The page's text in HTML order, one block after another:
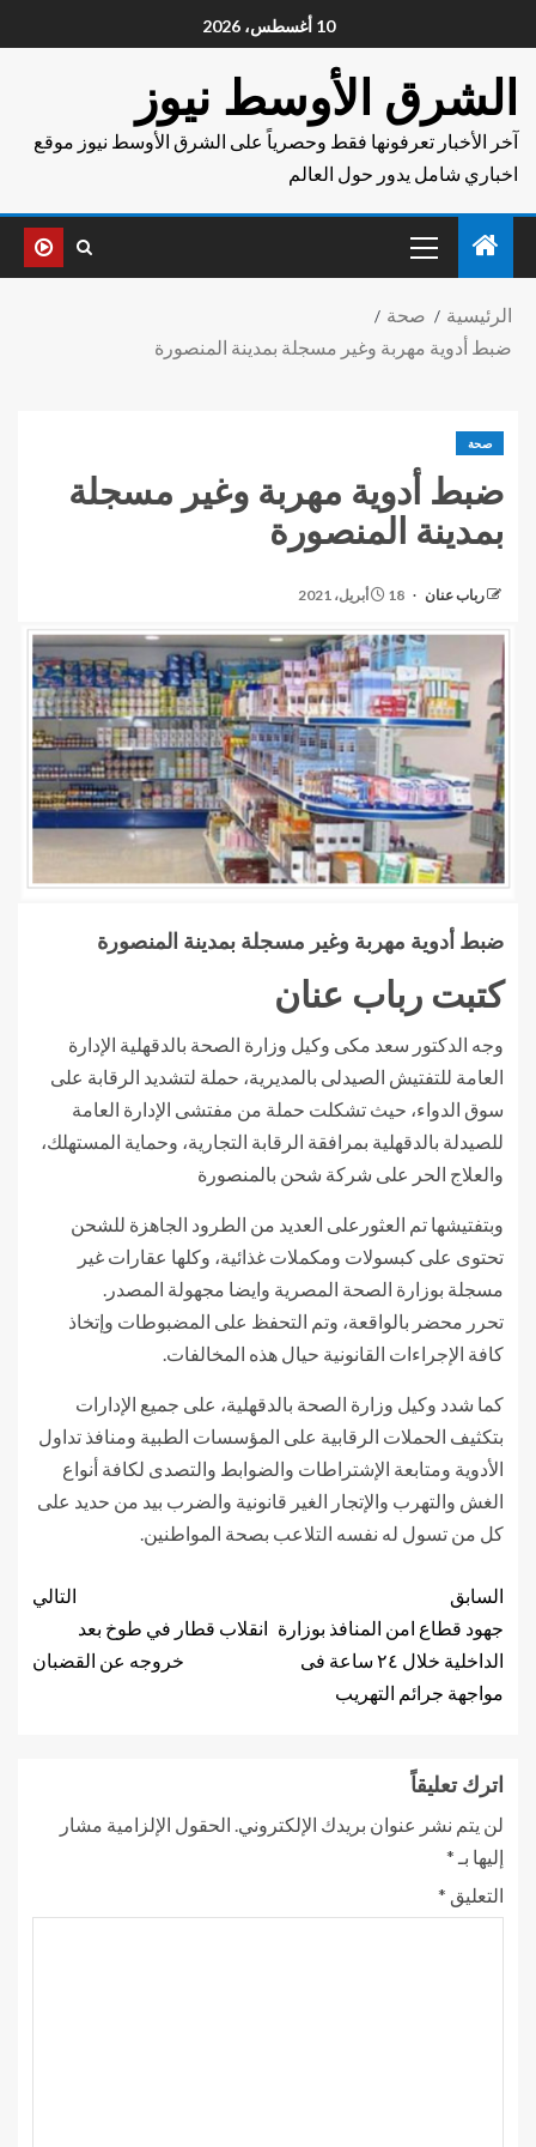
10 أغسطس، 2026
الشرق الأوسط نيوز
آخر الأخبار تعرفونها فقط وحصرياً على الشرق الأوسط نيوز موقع
اخباري شامل يدور حول العالم
الرئيسية
صحة
ضبط أدوية مهربة وغير مسجلة بمدينة المنصورة
صحة
ضبط أدوية مهربة وغير مسجلة
بمدينة المنصورة
رباب عنان 18 أبريل، 2021
ضبط أدوية مهربة وغير مسجلة بمدينة المنصورة
كتبت رباب عنان
وجه الدكتور سعد مكى وكيل وزارة الصحة بالدقهلية الإدارة
العامة للتفتيش الصيدلى بالمديرية، حملة لتشديد الرقابة على
سوق الدواء، حيث تشكلت حملة من مفتشى الإدارة العامة
للصيدلة بالدقهلية بمرافقة الرقابة التجارية، وحماية المستهلك،
والعلاج الحر على شركة شحن بالمنصورة
وبتفتيشها تم العثورعلى العديد من الطرود الجاهزة للشحن
تحتوى على كبسولات ومكملات غذائية، وكلها عقارات غير
مسجلة بوزارة الصحة المصرية وايضا مجهولة المصدر.
تحرر محضر بالواقعة، وتم التحفظ على المضبوطات وإتخاذ
كافة الإجراءات القانونية حيال هذه المخالفات.
كما شدد وكيل وزارة الصحة بالدقهلية، على جميع الإدارات
بتكثيف الحملات الرقابية على المؤسسات الطبية ومنافذ تداول
الأدوية ومتابعة الإشتراطات والضوابط والتصدى لكافة أنواع
الغش والتهرب والإتجار الغير قانونية والضرب بيد من حديد على
كل من تسول له نفسه التلاعب بصحة المواطنين.
السابق
جهود قطاع امن المنافذ بوزارة
الداخلية خلال ٢٤ ساعة فى
مواجهة جرائم التهريب
التالي
انقلاب قطار في طوخ بعد
خروجه عن القضبان
اترك تعليقاً
لن يتم نشر عنوان بريدك الإلكتروني. الحقول الإلزامية مشار
إليها بـ *
التعليق *